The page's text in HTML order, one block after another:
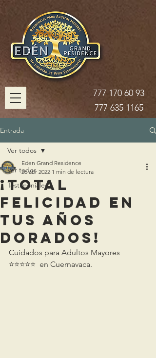
777 170 60 93
777 635 1165
Entrada
Ver todos
Testimoniales
Ver todos
¡Total
Felicidad en
tus Años
Dorados!
Eden Grand Residence
26 abr 2022 1 min de lectura
Cuidados para Adultos Mayores
⭐️⭐️⭐️⭐️⭐️  en Cuernavaca.